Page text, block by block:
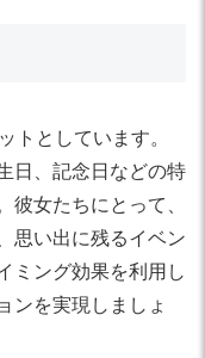
トとしています。
日、記念日などの特
彼女たちにとって、
思い出に残るイベン
ミング効果を利用し
ンを実現しましょ